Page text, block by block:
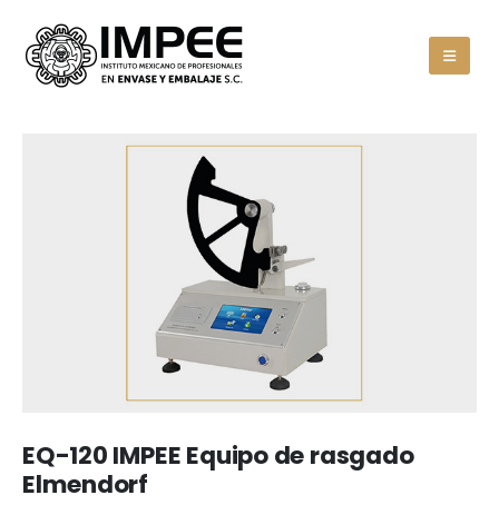
EQ-120 IMPEE Equipo de rasgado
Elmendorf